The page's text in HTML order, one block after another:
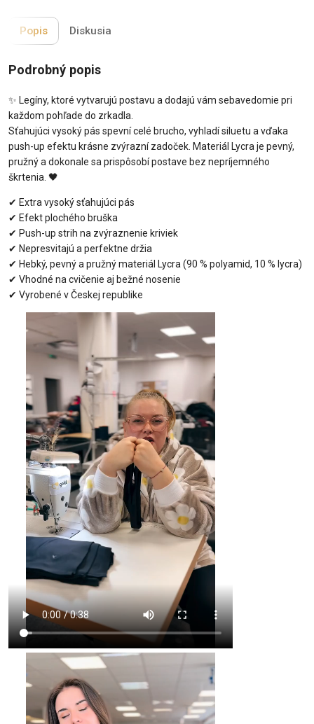
Popis Diskusia
Podrobný popis
✨ Legíny, ktoré vytvarujú postavu a dodajú vám sebavedomie pri
každom pohľade do zrkadla.
Sťahujúci vysoký pás spevní celé brucho, vyhladí siluetu a vďaka
push-up efektu krásne zvýrazní zadoček. Materiál Lycra je pevný,
pružný a dokonale sa prispôsobí postave bez nepríjemného
škrtenia. 🖤
✔ Extra vysoký sťahujúci pás
✔ Efekt plochého bruška
✔ Push-up strih na zvýraznenie kriviek
✔ Nepresvitajú a perfektne držia
✔ Hebký, pevný a pružný materiál Lycra (90 % polyamid, 10 % lycra)
✔ Vhodné na cvičenie aj bežné nosenie
✔ Vyrobené v Českej republike